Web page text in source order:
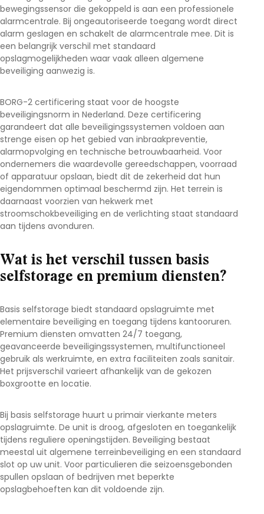
bewegingssensor die gekoppeld is aan een professionele
alarmcentrale. Bij ongeautoriseerde toegang wordt direct
alarm geslagen en schakelt de alarmcentrale mee. Dit is
een belangrijk verschil met standaard
opslagmogelijkheden waar vaak alleen algemene
beveiliging aanwezig is.
BORG-2 certificering staat voor de hoogste
beveiligingsnorm in Nederland. Deze certificering
garandeert dat alle beveiligingssystemen voldoen aan
strenge eisen op het gebied van inbraakpreventie,
alarmopvolging en technische betrouwbaarheid. Voor
ondernemers die waardevolle gereedschappen, voorraad
of apparatuur opslaan, biedt dit de zekerheid dat hun
eigendommen optimaal beschermd zijn. Het terrein is
daarnaast voorzien van hekwerk met
stroomschokbeveiliging en de verlichting staat standaard
aan tijdens avonduren.
Wat is het verschil tussen basis
selfstorage en premium diensten?
Basis selfstorage biedt standaard opslagruimte met
elementaire beveiliging en toegang tijdens kantooruren.
Premium diensten omvatten 24/7 toegang,
geavanceerde beveiligingssystemen, multifunctioneel
gebruik als werkruimte, en extra faciliteiten zoals sanitair.
Het prijsverschil varieert afhankelijk van de gekozen
boxgrootte en locatie.
Bij basis selfstorage huurt u primair vierkante meters
opslagruimte. De unit is droog, afgesloten en toegankelijk
tijdens reguliere openingstijden. Beveiliging bestaat
meestal uit algemene terreinbeveiliging en een standaard
slot op uw unit. Voor particulieren die seizoensgebonden
spullen opslaan of bedrijven met beperkte
opslagbehoeften kan dit voldoende zijn.